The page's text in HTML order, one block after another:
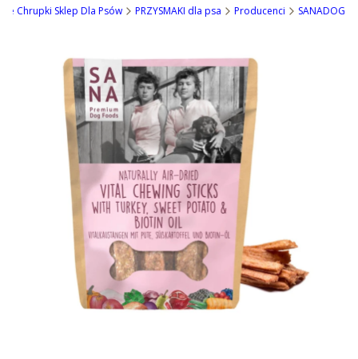
Chrupki Sklep Dla Psów PRZYSMAKI dla psa Producenci SANADOG